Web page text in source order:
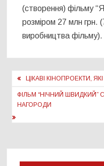
(створення) фільму
розміром 27 млн грн.
виробництва фільму).
Навігація
записів
ЦІКАВІ КІНОПРОЕКТИ,
ФІЛЬМ “НІЧНИЙ ШВИДКИЙ”
НАГОРОДИ